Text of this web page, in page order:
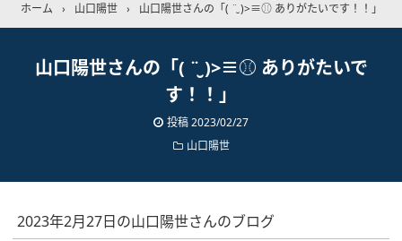
ホーム › 山口陽世 › 山口陽世さんの「( ¨̮ )>≡⚾️ ありがたいです！！」
山口陽世さんの「( ¨̮ )>≡⚾️ ありがたいで
す！！」
投稿2023/02/27
山口陽世
2023年2月27日の山口陽世さんのブログ